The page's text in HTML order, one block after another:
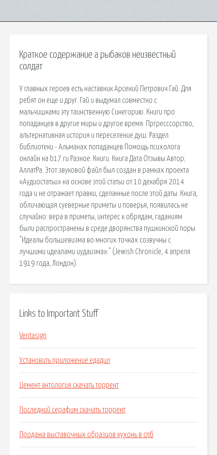
Краткое содержание а рыбаков неизвестный
солдат
У главных героев есть наставник Арсений Петрович Гай. Для
ребят он еще и друг. Гай и выдумал совместно с
мальчишками эту таинственную Синегорию. Книги про
попаданцев в другие миры и другое время. Пргресссорство,
альтернативная история и переселение душ. Раздел
библиотеки - Альманах попаданцев Помощь психолога
онлайн на b17.ru Разное. Книги. Книга Дата Отзывы Автор;
АллатРа. Этот звуковой файл был создан в рамках проекта
«Аудиостатьи» на основе этой статьи от 10 декабря 2014
года и не отражает правки, сделанные после этой даты. Книга,
обличающая суеверные приметы и поверья, появилась не
случайно: вера в приметы, интерес к обрядам, гаданиям
были распространены в среде дворянства пушкинской поры.
"Идеалы большевизма во многих точках созвучны с
лучшими идеалами иудаизма»." (Jewish Chronicle, 4 апреля
1919 года, Лондон).
Links to Important Stuff
Ventasign
Установить приложение едадил
Цемент антология скачать торрент
Последний серафим скачать торрент
Продажа выставочных образцов кухонь в спб